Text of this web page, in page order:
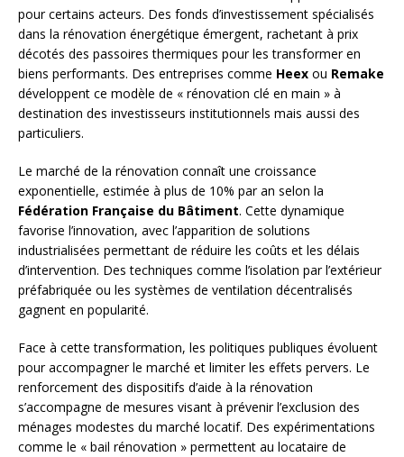
pour certains acteurs. Des fonds d’investissement spécialisés
dans la rénovation énergétique émergent, rachetant à prix
décotés des passoires thermiques pour les transformer en
biens performants. Des entreprises comme Heex ou Remake
développent ce modèle de « rénovation clé en main » à
destination des investisseurs institutionnels mais aussi des
particuliers.
Le marché de la rénovation connaît une croissance
exponentielle, estimée à plus de 10% par an selon la
Fédération Française du Bâtiment. Cette dynamique
favorise l’innovation, avec l’apparition de solutions
industrialisées permettant de réduire les coûts et les délais
d’intervention. Des techniques comme l’isolation par l’extérieur
préfabriquée ou les systèmes de ventilation décentralisés
gagnent en popularité.
Face à cette transformation, les politiques publiques évoluent
pour accompagner le marché et limiter les effets pervers. Le
renforcement des dispositifs d’aide à la rénovation
s’accompagne de mesures visant à prévenir l’exclusion des
ménages modestes du marché locatif. Des expérimentations
comme le « bail rénovation » permettent au locataire de